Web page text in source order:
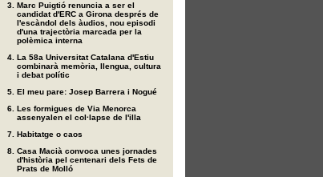
Marc Puigtió renuncia a ser el
candidat d'ERC a Girona després de
l'escàndol dels àudios, nou episodi
d'una trajectòria marcada per la
polèmica interna
La 58a Universitat Catalana d'Estiu
combinarà memòria, llengua, cultura
i debat polític
El meu pare: Josep Barrera i Nogué
Les formigues de Via Menorca
assenyalen el col·lapse de l'illa
Habitatge o caos
Casa Macià convoca unes jornades
d'història pel centenari dels Fets de
Prats de Molló